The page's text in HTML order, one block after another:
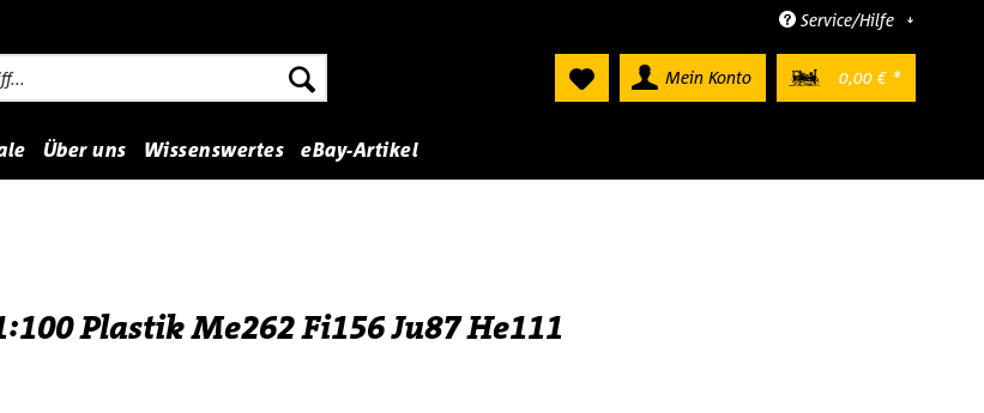
Service/Hilfe
Mein Konto 0,00 € *
Über uns Wissenswertes eBay-Artikel
Plastik Me262 Fi156 Ju87 He111